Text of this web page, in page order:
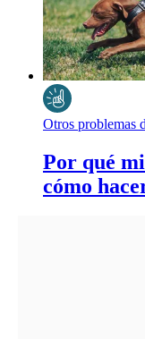
Otros problemas
Por qué
cómo